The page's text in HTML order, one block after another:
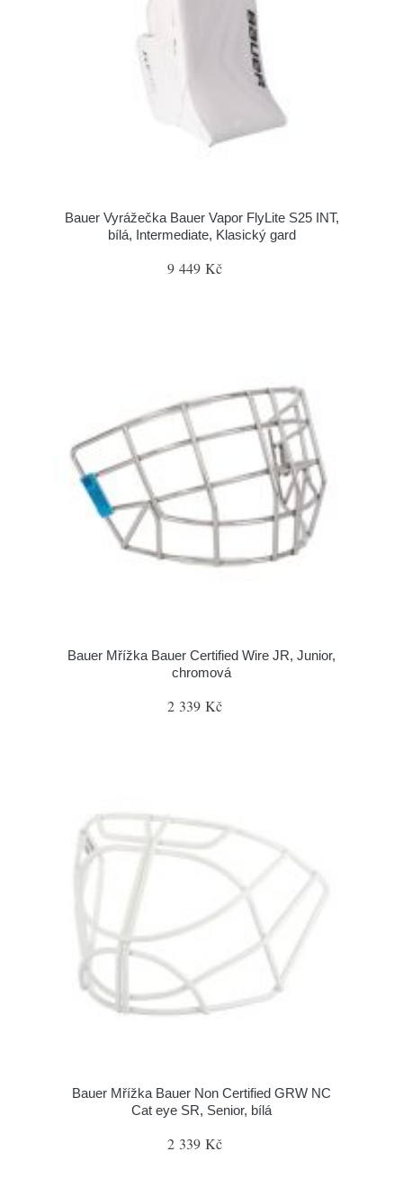
Bauer Vyrážečka Bauer Vapor FlyLite S25 INT,
bílá, Intermediate, Klasický gard
9 449 Kč
Bauer Mřížka Bauer Certified Wire JR, Junior,
chromová
2 339 Kč
Bauer Mřížka Bauer Non Certified GRW NC
Cat eye SR, Senior, bílá
2 339 Kč